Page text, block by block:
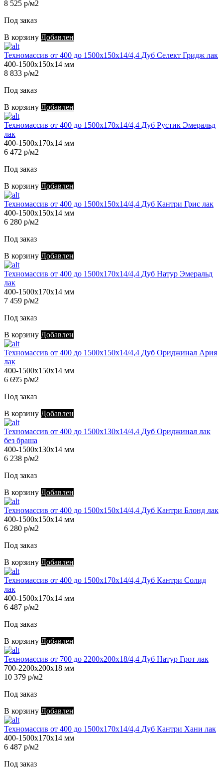
8 525 р/м2
Под заказ
В корзину Добавлен
Техномассив от 400 до 1500х150х14/4,4 Дуб Селект Гридж лак
400-1500х150х14 мм
8 833 р/м2
Под заказ
В корзину Добавлен
Техномассив от 400 до 1500х170х14/4,4 Дуб Рустик Эмеральд
лак
400-1500х170х14 мм
6 472 р/м2
Под заказ
В корзину Добавлен
Техномассив от 400 до 1500х150х14/4,4 Дуб Кантри Грис лак
400-1500х150х14 мм
6 280 р/м2
Под заказ
В корзину Добавлен
Техномассив от 400 до 1500х170х14/4,4 Дуб Натур Эмеральд
лак
400-1500х170х14 мм
7 459 р/м2
Под заказ
В корзину Добавлен
Техномассив от 400 до 1500х150х14/4,4 Дуб Ориджинал Ария
лак
400-1500х150х14 мм
6 695 р/м2
Под заказ
В корзину Добавлен
Техномассив от 400 до 1500х130х14/4,4 Дуб Ориджинал лак
без браша
400-1500х130х14 мм
6 238 р/м2
Под заказ
В корзину Добавлен
Техномассив от 400 до 1500х150х14/4,4 Дуб Кантри Блонд лак
400-1500х150х14 мм
6 280 р/м2
Под заказ
В корзину Добавлен
Техномассив от 400 до 1500х170х14/4,4 Дуб Кантри Солид
лак
400-1500х170х14 мм
6 487 р/м2
Под заказ
В корзину Добавлен
Техномассив от 700 до 2200х200х18/4,4 Дуб Натур Грот лак
700-2200х200х18 мм
10 379 р/м2
Под заказ
В корзину Добавлен
Техномассив от 400 до 1500х170х14/4,4 Дуб Кантри Хани лак
400-1500х170х14 мм
6 487 р/м2
Под заказ